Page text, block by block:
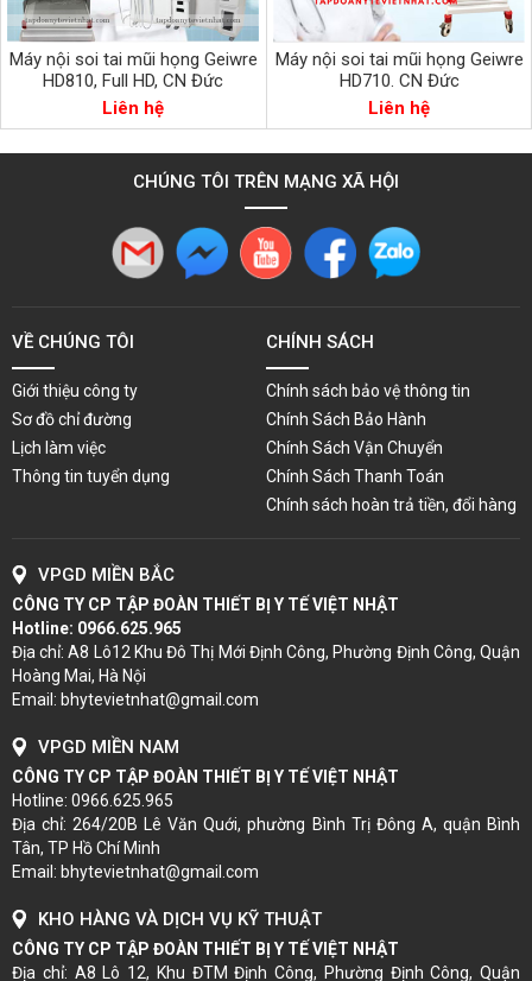
Máy nội soi tai mũi họng Geiwre
HD810, Full HD, CN Đức
Liên hệ
Máy nội soi tai mũi họng Geiwre
HD710. CN Đức
Liên hệ
CHÚNG TÔI TRÊN MẠNG XÃ HỘI
VỀ CHÚNG TÔI
Giới thiệu công ty
Sơ đồ chỉ đường
Lịch làm việc
Thông tin tuyển dụng
CHÍNH SÁCH
Chính sách bảo vệ thông tin
Chính Sách Bảo Hành
Chính Sách Vận Chuyển
Chính Sách Thanh Toán
Chính sách hoàn trả tiền, đổi hàng
VPGD MIỀN BẮC
CÔNG TY CP TẬP ĐOÀN THIẾT BỊ Y TẾ VIỆT NHẬT
Hotline: 0966.625.965
Địa chỉ: A8 Lô12 Khu Đô Thị Mới Định Công, Phường Định Công, Quận
Hoàng Mai, Hà Nội
Email: bhytevietnhat@gmail.com
VPGD MIỀN NAM
CÔNG TY CP TẬP ĐOÀN THIẾT BỊ Y TẾ VIỆT NHẬT
Hotline: 0966.625.965
Địa chỉ: 264/20B Lê Văn Quới, phường Bình Trị Đông A, quận Bình
Tân, TP Hồ Chí Minh
Email: bhytevietnhat@gmail.com
KHO HÀNG VÀ DỊCH VỤ KỸ THUẬT
CÔNG TY CP TẬP ĐOÀN THIẾT BỊ Y TẾ VIỆT NHẬT
Địa chỉ: A8 Lô 12, Khu ĐTM Định Công, Phường Định Công, Quận